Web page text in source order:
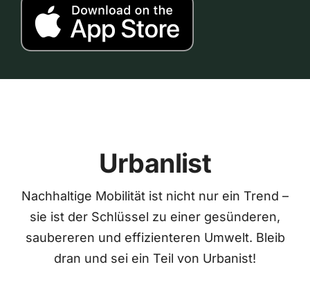
Urbanlist
Nachhaltige Mobilität ist nicht nur ein Trend –
sie ist der Schlüssel zu einer gesünderen,
saubereren und effizienteren Umwelt. Bleib
dran und sei ein Teil von Urbanist!